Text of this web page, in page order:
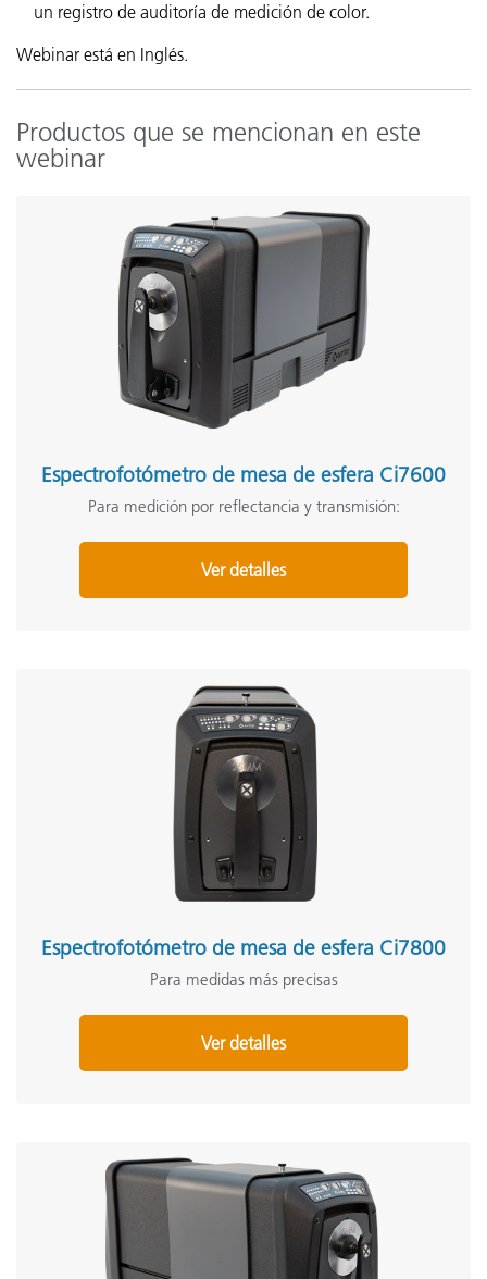
un registro de auditoría de medición de color.
Webinar está en Inglés.
Productos que se mencionan en este
webinar
Espectrofotómetro de mesa de esfera Ci7600
Para medición por reflectancia y transmisión:
Ver detalles
Espectrofotómetro de mesa de esfera Ci7800
Para medidas más precisas
Ver detalles